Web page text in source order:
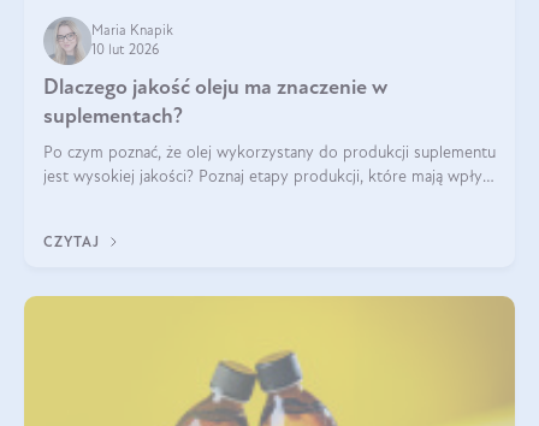
Maria Knapik
10 lut 2026
Dlaczego jakość oleju ma znaczenie w
suplementach?
Po czym poznać, że olej wykorzystany do produkcji suplementu
jest wysokiej jakości? Poznaj etapy produkcji, które mają wpływ
CZYTAJ